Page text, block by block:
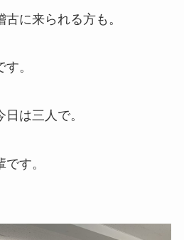
に来られる方も。
。
は三人で。
す。